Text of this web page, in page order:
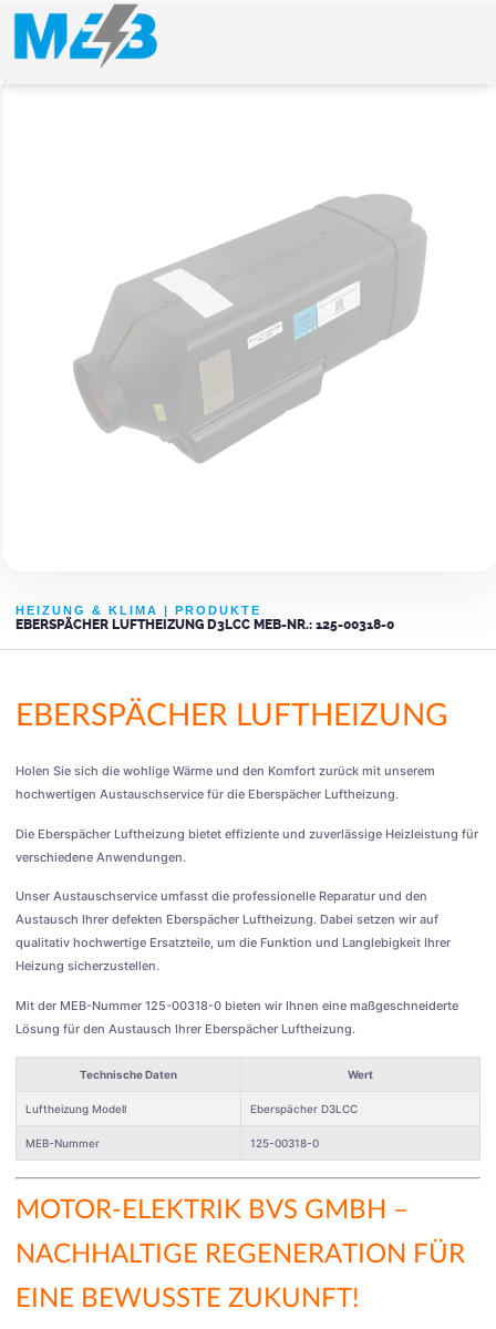
HEIZUNG & KLIMA PRODUKTE
EBERSPÄCHER LUFTHEIZUNG D3LCC MEB-NR.: 125-00318-0
EBERSPÄCHER LUFTHEIZUNG
Holen Sie sich die wohlige Wärme und den Komfort zurück mit unserem
hochwertigen Austauschservice für die Eberspächer Luftheizung.
Die Eberspächer Luftheizung bietet effiziente und zuverlässige Heizleistung für
verschiedene Anwendungen.
Unser Austauschservice umfasst die professionelle Reparatur und den
Austausch Ihrer defekten Eberspächer Luftheizung. Dabei setzen wir auf
qualitativ hochwertige Ersatzteile, um die Funktion und Langlebigkeit Ihrer
Heizung sicherzustellen.
Mit der MEB-Nummer 125-00318-0 bieten wir Ihnen eine maßgeschneiderte
Lösung für den Austausch Ihrer Eberspächer Luftheizung.
Technische Daten Wert
Luftheizung Modell Eberspächer D3LCC
MEB-Nummer 125-00318-0
MOTOR-ELEKTRIK BVS GMBH –
NACHHALTIGE REGENERATION FÜR
EINE BEWUSSTE ZUKUNFT!